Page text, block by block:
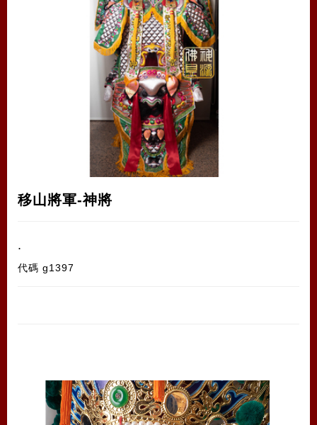
移山將軍-神將
.
代碼 g1397